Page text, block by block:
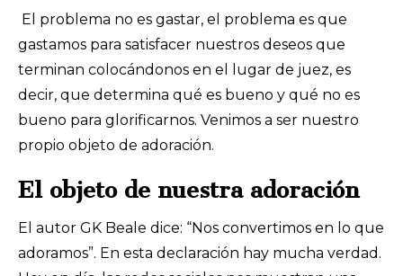
El problema no es gastar, el problema es que
gastamos para satisfacer nuestros deseos que
terminan colocándonos en el lugar de juez, es
decir, que determina qué es bueno y qué no es
bueno para glorificarnos. Venimos a ser nuestro
propio objeto de adoración.
El objeto de nuestra adoración
El autor GK Beale dice: “Nos convertimos en lo que
adoramos”. En esta declaración hay mucha verdad.